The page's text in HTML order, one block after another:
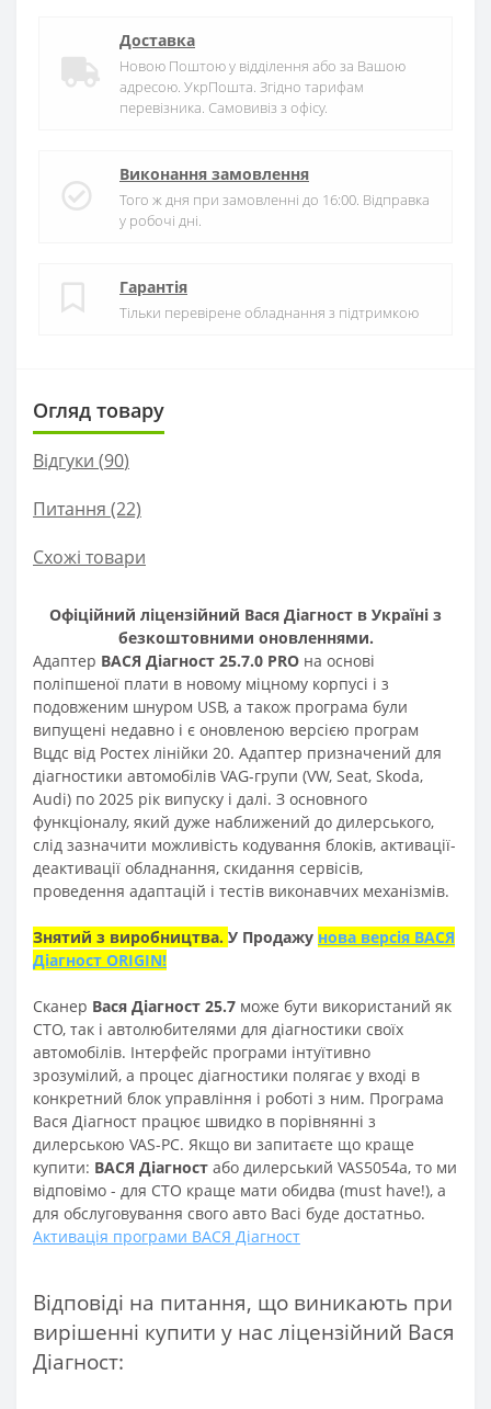
Доставка
Новою Поштою у відділення або за Вашою
адресою. УкрПошта. Згідно тарифам
перевізника. Самовивіз з офісу.
Виконання замовлення
Того ж дня при замовленні до 16:00. Відправка
у робочі дні.
Гарантія
Тільки перевірене обладнання з підтримкою
Огляд товару
Відгуки (90)
Питання (22)
Схожі товари
Офіційний ліцензійний Вася Діагност в Україні з
безкоштовними оновленнями.
Адаптер ВАСЯ Діагност 25.7.0 PRO на основі
поліпшеної плати в новому міцному корпусі і з
подовженим шнуром USB, а також програма були
випущені недавно і є оновленою версією програм
Вцдс від Ростех лінійки 20. Адаптер призначений для
діагностики автомобілів VAG-групи (VW, Seat, Skoda,
Audi) по 2025 рік випуску і далі. З основного
функціоналу, який дуже наближений до дилерського,
слід зазначити можливість кодування блоків, активації-
деактивації обладнання, скидання сервісів,
проведення адаптацій і тестів виконавчих механізмів.
Знятий з виробництва. У Продажу нова версія ВАСЯ
Діагност ORIGIN!
Сканер Вася Діагност 25.7 може бути використаний як
СТО, так і автолюбителями для діагностики своїх
автомобілів. Інтерфейс програми інтуїтивно
зрозумілий, а процес діагностики полягає у вході в
конкретний блок управління і роботі з ним. Програма
Вася Діагност працює швидко в порівнянні з
дилерською VAS-PC. Якщо ви запитаєте що краще
купити: ВАСЯ Діагност або дилерський VAS5054a, то ми
відповімо - для СТО краще мати обидва (must have!), а
для обслуговування свого авто Васі буде достатньо.
Активація програми ВАСЯ Діагност
Відповіді на питання, що виникають при
вирішенні купити у нас ліцензійний Вася
Діагност: